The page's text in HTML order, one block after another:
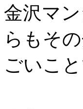
金沢マ
らもそ
ごいこ